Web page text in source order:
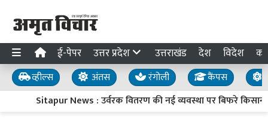
ई-पेपर उत्तर प्रदेश उत्तराखंड देश विदेश
व्हील्स अंतस रंगोली कैंपस
Sitapur News : उर्वरक वितरण की नई व्यवस्था पर बिफरे किसान,